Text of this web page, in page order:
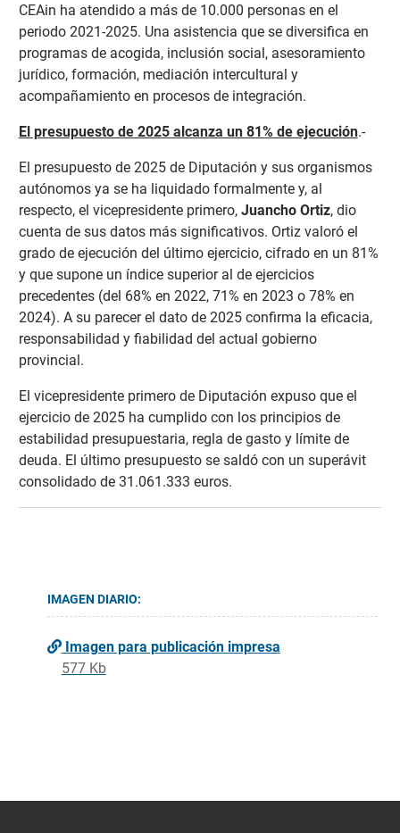
CEAin ha atendido a más de 10.000 personas en el
periodo 2021-2025. Una asistencia que se diversifica en
programas de acogida, inclusión social, asesoramiento
jurídico, formación, mediación intercultural y
acompañamiento en procesos de integración.
El presupuesto de 2025 alcanza un 81% de ejecución.-
El presupuesto de 2025 de Diputación y sus organismos
autónomos ya se ha liquidado formalmente y, al
respecto, el vicepresidente primero, Juancho Ortiz, dio
cuenta de sus datos más significativos. Ortiz valoró el
grado de ejecución del último ejercicio, cifrado en un 81%
y que supone un índice superior al de ejercicios
precedentes (del 68% en 2022, 71% en 2023 o 78% en
2024). A su parecer el dato de 2025 confirma la eficacia,
responsabilidad y fiabilidad del actual gobierno
provincial.
El vicepresidente primero de Diputación expuso que el
ejercicio de 2025 ha cumplido con los principios de
estabilidad presupuestaria, regla de gasto y límite de
deuda. El último presupuesto se saldó con un superávit
consolidado de 31.061.333 euros.
IMAGEN DIARIO:
Imagen para publicación impresa
577 Kb